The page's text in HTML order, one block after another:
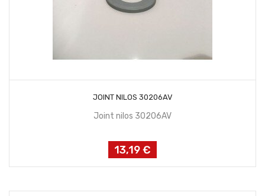
JOINT NILOS 30206AV
Joint nilos 30206AV
Prix
13,19 €